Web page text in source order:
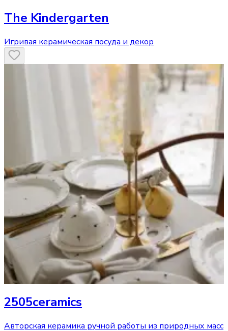
The Kindergarten
Игривая керамическая посуда и декор
2505ceramics
Авторская керамика ручной работы из природных масс